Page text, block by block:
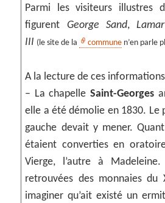
Parmi les visiteurs illustres
figurent George Sand,
III (le site de la commune n’en parle
A la lecture de ces
– La chapelle Saint-Georges
elle a été démolie en 1830. Le
gauche devait y mener.
étaient converties en
Vierge, l’autre à
retrouvées des monnaies du
imaginer qu’ait existé un